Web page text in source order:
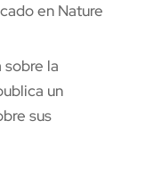
en Nature
la
un
sus